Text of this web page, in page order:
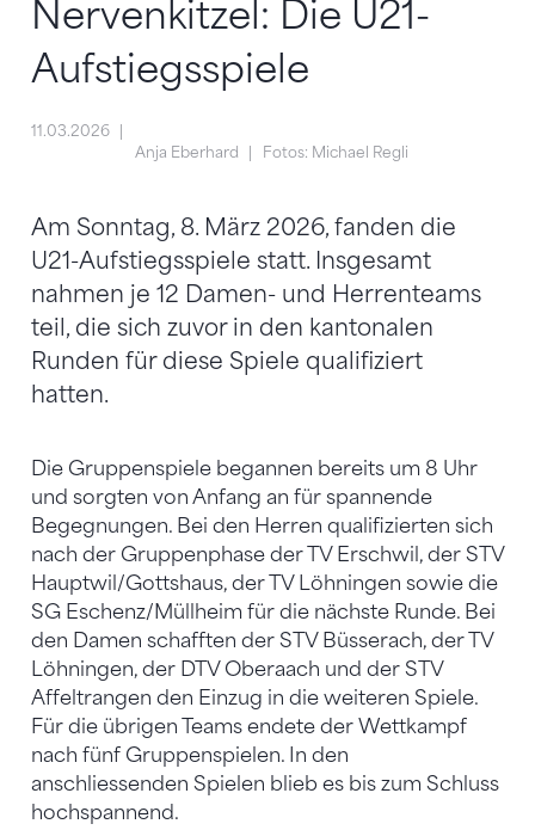
Nervenkitzel: Die U21-
Aufstiegsspiele
11.03.2026
Anja Eberhard
Fotos: Michael Regli
Am Sonntag, 8. März 2026, fanden die
U21-Aufstiegsspiele statt. Insgesamt
nahmen je 12 Damen- und Herrenteams
teil, die sich zuvor in den kantonalen
Runden für diese Spiele qualifiziert
hatten.
Die Gruppenspiele begannen bereits um 8 Uhr
und sorgten von Anfang an für spannende
Begegnungen. Bei den Herren qualifizierten sich
nach der Gruppenphase der TV Erschwil, der STV
Hauptwil/Gottshaus, der TV Löhningen sowie die
SG Eschenz/Müllheim für die nächste Runde. Bei
den Damen schafften der STV Büsserach, der TV
Löhningen, der DTV Oberaach und der STV
Affeltrangen den Einzug in die weiteren Spiele.
Für die übrigen Teams endete der Wettkampf
nach fünf Gruppenspielen. In den
anschliessenden Spielen blieb es bis zum Schluss
hochspannend.